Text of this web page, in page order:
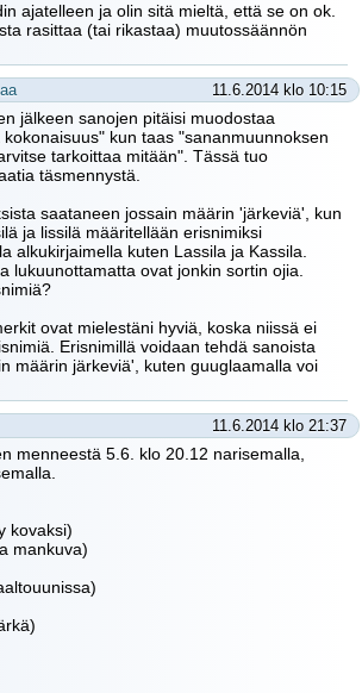
ajatelleen ja olin sitä mieltä, että se on ok.
rasittaa (tai rikastaa) muutossäännön
11.6.2014 klo 10:15
jälkeen sanojen pitäisi muodostaa
kun taas "sananmuunnoksen
tarkoittaa mitään". Tässä tuo
täsmennystä.
saataneen jossain määrin 'järkeviä', kun
ja lissilä määritellään erisnimiksi
alkukirjaimella kuten Lassila ja Kassila.
lukuunottamatta ovat jonkin sortin ojia.
ovat mielestäni hyviä, koska niissä ei
Erisnimillä voidaan tehdä sanoista
määrin järkeviä', kuten guuglaamalla voi
11.6.2014 klo 21:37
menneestä 5.6. klo 20.12 narisemalla,
kovaksi)
mankuva)